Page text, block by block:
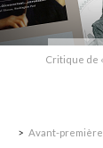
Critique de
Avant-